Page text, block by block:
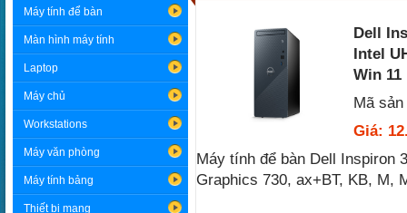
Máy tính để bàn
Màn hình máy tính
Laptop
Máy chủ
Workstations
Máy văn phòng
Máy tính bảng
Thiết bị mạng
Dell
Intel
Win 11
Mã
Giá:
Máy tính để bàn Dell Inspiron
Graphics 730, ax+BT, KB, M,